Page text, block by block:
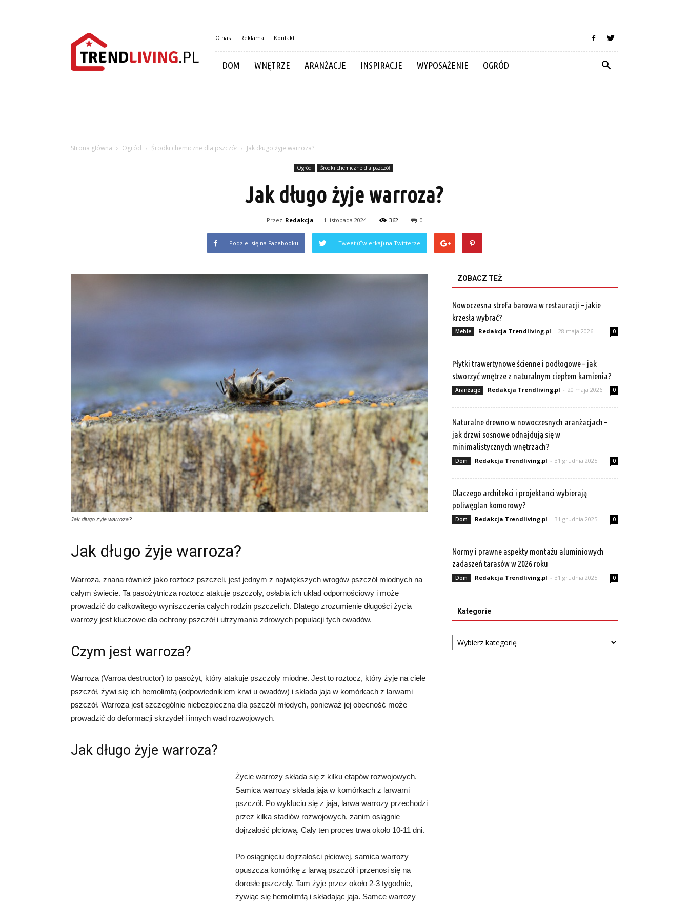
Trendliving.pl
O nas Reklama Kontakt
DOM WNĘTRZE ARANŻACJE INSPIRACJE WYPOSAŻENIE OGRÓD
Strona główna Ogród Środki chemiczne dla pszczół Jak długo żyje warroza?
Ogród Środki chemiczne dla pszczół
Jak długo żyje warroza?
Przez Redakcja - 1 listopada 2024 362 0
Podziel się na Facebooku Tweet (Ćwierkaj) na Twitterze
Jak długo żyje warroza?
Jak długo żyje warroza?
Warroza, znana również jako roztocz pszczeli, jest jednym z największych wrogów pszczół miodnych na
całym świecie. Ta pasożytnicza roztocz atakuje pszczoły, osłabia ich układ odpornościowy i może
prowadzić do całkowitego wyniszczenia całych rodzin pszczelich. Dlatego zrozumienie długości życia
warrozy jest kluczowe dla ochrony pszczół i utrzymania zdrowych populacji tych owadów.
Czym jest warroza?
Warroza (Varroa destructor) to pasożyt, który atakuje pszczoły miodne. Jest to roztocz, który żyje na ciele
pszczół, żywi się ich hemolimfą (odpowiednikiem krwi u owadów) i składa jaja w komórkach z larwami
pszczół. Warroza jest szczególnie niebezpieczna dla pszczół młodych, ponieważ jej obecność może
prowadzić do deformacji skrzydeł i innych wad rozwojowych.
Jak długo żyje warroza?
Życie warrozy składa się z kilku etapów rozwojowych.
Samica warrozy składa jaja w komórkach z larwami
pszczół. Po wykluciu się z jaja, larwa warrozy przechodzi
przez kilka stadiów rozwojowych, zanim osiągnie
dojrzałość płciową. Cały ten proces trwa około 10-11 dni.
Po osiągnięciu dojrzałości płciowej, samica warrozy
opuszcza komórkę z larwą pszczół i przenosi się na
dorosłe pszczoły. Tam żyje przez około 2-3 tygodnie,
żywiąc się hemolimfą i składając jaja. Samce warrozy
ZOBACZ TEŻ
Nowoczesna strefa barowa w restauracji – jakie
krzesła wybrać?
Meble Redakcja Trendliving.pl - 28 maja 2026 0
Płytki trawertynowe ścienne i podłogowe – jak
stworzyć wnętrze z naturalnym ciepłem kamienia?
Aranżacje Redakcja Trendliving.pl - 20 maja 2026 0
Naturalne drewno w nowoczesnych aranżacjach –
jak drzwi sosnowe odnajdują się w
minimalistycznych wnętrzach?
Dom Redakcja Trendliving.pl - 31 grudnia 2025 0
Dlaczego architekci i projektanci wybierają
poliwęglan komorowy?
Dom Redakcja Trendliving.pl - 31 grudnia 2025 0
Normy i prawne aspekty montażu aluminiowych
zadaszeń tarasów w 2026 roku
Dom Redakcja Trendliving.pl - 31 grudnia 2025 0
Kategorie
Kategorie